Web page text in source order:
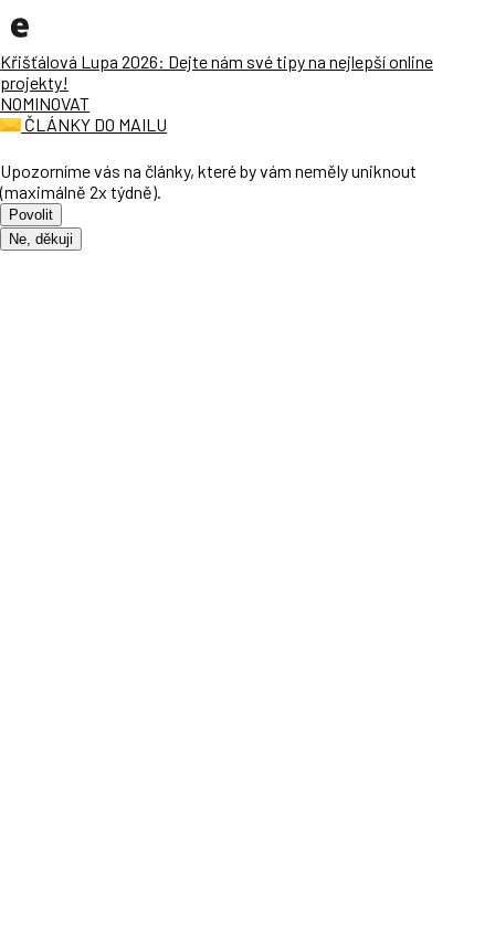
Křišťálová Lupa 2026: Dejte nám své tipy na nejlepší online
projekty!
NOMINOVAT
ČLÁNKY DO MAILU
Upozorníme vás na články, které by vám neměly uniknout
(maximálně 2x týdně).
Povolit
Ne, děkuji